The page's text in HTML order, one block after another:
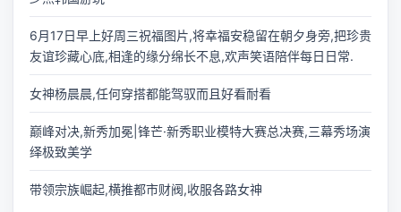
6月17日早上好周三祝福图片,将幸福安稳留在朝夕身旁,把珍贵
友谊珍藏心底,相逢的缘分绵长不息,欢声笑语陪伴每日日常.
女神杨晨晨,任何穿搭都能驾驭而且好看耐看
巅峰对决,新秀加冕|锋芒·新秀职业模特大赛总决赛,三幕秀场演
绎极致美学
带领宗族崛起,横推都市财阀,收服各路女神